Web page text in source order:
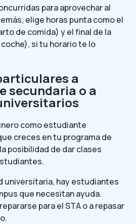
para aprovechar al
elige horas punta como el
de comida) y el final de la
si tu horario te lo
a
secundaria o a
como estudiante
creces en tu programa de
posibilidad de dar clases
universitaria, hay estudiantes
que necesitan ayuda.
para el STA o a repasar